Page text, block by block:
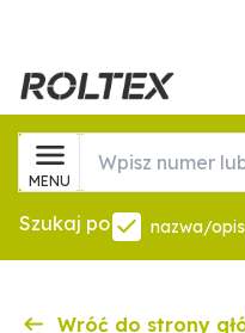
MENU
Szukaj po nazwa/opis
Wróć do strony